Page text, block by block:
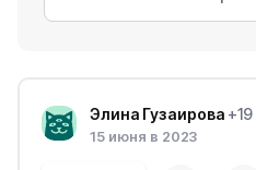
Элина Гузаирова +19
15 июня в 2023